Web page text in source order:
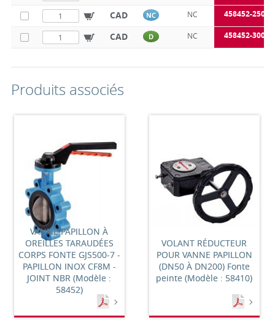
CAD NC NC 458452-250V
CAD D NC 458452-300V
Produits associés
VANNE PAPILLON À
OREILLES TARAUDÉES
CORPS FONTE GJS500-7 -
PAPILLON INOX CF8M -
JOINT NBR (Modèle :
58452)
VOLANT RÉDUCTEUR
POUR VANNE PAPILLON
(DN50 À DN200) Fonte
peinte (Modèle : 58410)